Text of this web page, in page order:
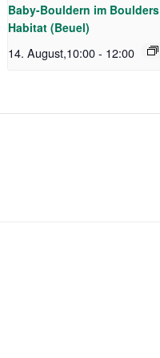
Baby-Bouldern im Boulders
Habitat (Beuel)
14. August,10:00- 12:00